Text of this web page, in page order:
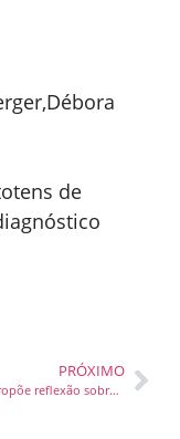
PRÓXIMO
Fotolivro propõe reflexão sobre a relação das cidades do Baixo Vale do Itajaí com seus rios